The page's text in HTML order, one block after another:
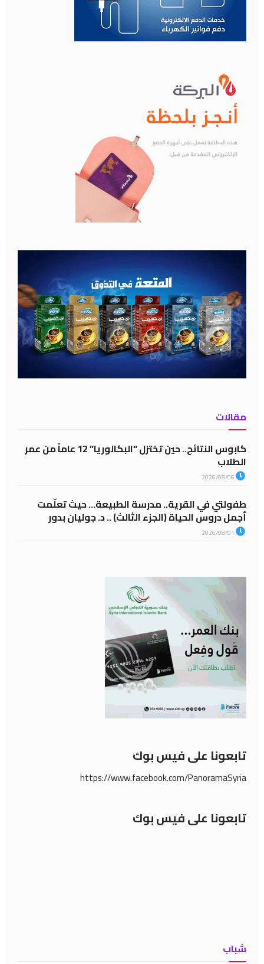
مقالات
كابوس النتائج.. حين تختزل “البكالوريا” 12 عاماً من عمر
الطلاب
طفولتي في القرية.. مدرسة الطبيعة… حيث تعلّمت
أجمل دروس الحياة (الجزء الثالث) .. د. جوليان بدور
تابعونا على فيس بوك
https://www.facebook.com/PanoramaSyria
تابعونا على فيس بوك
شباب